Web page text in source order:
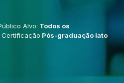
Alvo: Todos os
Certificação Pós-graduação lato